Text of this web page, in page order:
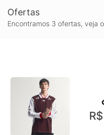
Ofertas
Encontramos 3 ofertas, veja